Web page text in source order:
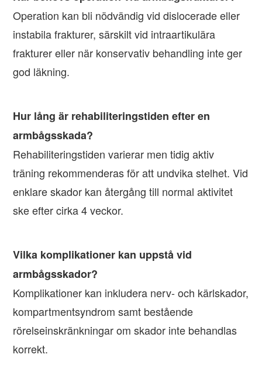
Operation kan bli nödvändig vid dislocerade eller
instabila frakturer, särskilt vid intraartikulära
frakturer eller när konservativ behandling inte ger
god läkning.
Hur lång är rehabiliteringstiden efter en
armbågsskada?
Rehabiliteringstiden varierar men tidig aktiv
träning rekommenderas för att undvika stelhet. Vid
enklare skador kan återgång till normal aktivitet
ske efter cirka 4 veckor.
Vilka komplikationer kan uppstå vid
armbågsskador?
Komplikationer kan inkludera nerv- och kärlskador,
kompartmentsyndrom samt bestående
rörelseinskränkningar om skador inte behandlas
korrekt.